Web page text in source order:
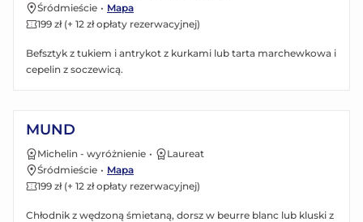
Śródmieście • Mapa
199 zł (+ 12 zł opłaty rezerwacyjnej)
Befsztyk z tukiem i antrykot z kurkami lub tarta marchewkowa i
cepelin z soczewicą.
MUND
Michelin - wyróżnienie •
Laureat
Śródmieście • Mapa
199 zł (+ 12 zł opłaty rezerwacyjnej)
Chłodnik z wędzoną śmietaną, dorsz w beurre blanc lub kluski z